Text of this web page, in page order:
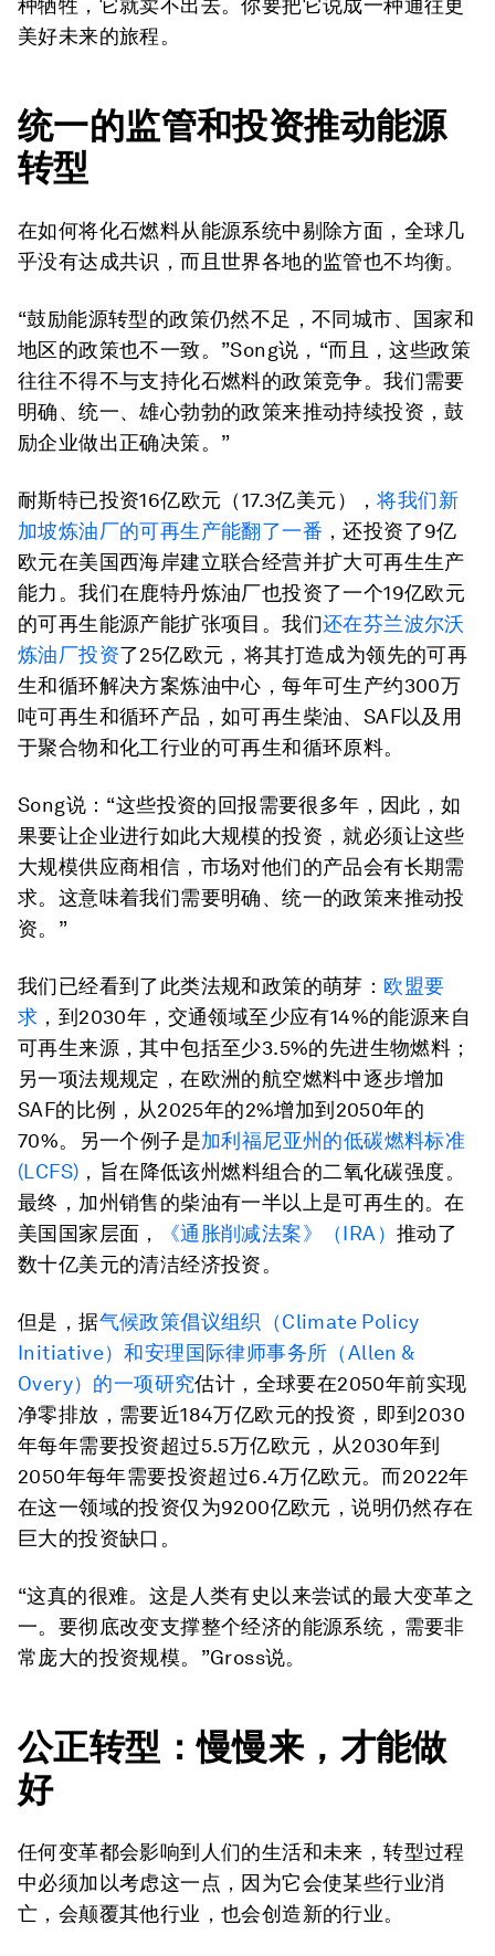
种牺牲，它就卖不出去。你要把它说成一种通往更
美好未来的旅程。
统一的监管和投资推动能源
转型
在如何将化石燃料从能源系统中剔除方面，全球几
乎没有达成共识，而且世界各地的监管也不均衡。
“鼓励能源转型的政策仍然不足，不同城市、国家和
地区的政策也不一致。”Song说，“而且，这些政策
往往不得不与支持化石燃料的政策竞争。我们需要
明确、统一、雄心勃勃的政策来推动持续投资，鼓
励企业做出正确决策。”
耐斯特已投资16亿欧元（17.3亿美元），将我们新
加坡炼油厂的可再生产能翻了一番 ，还投资了9亿
欧元在美国西海岸建立联合经营并扩大可再生生产
能力。我们在鹿特丹炼油厂也投资了一个19亿欧元
的可再生能源产能扩张项目。我们还在芬兰波尔沃
炼油厂投资了25亿欧元，将其打造成为领先的可再
生和循环解决方案炼油中心，每年可生产约300万
吨可再生和循环产品，如可再生柴油、SAF以及用
于聚合物和化工行业的可再生和循环原料。
Song说：“这些投资的回报需要很多年，因此，如
果要让企业进行如此大规模的投资，就必须让这些
大规模供应商相信，市场对他们的产品会有长期需
求。这意味着我们需要明确、统一的政策来推动投
资。”
我们已经看到了此类法规和政策的萌芽： 欧盟要
求 ，到2030年，交通领域至少应有14%的能源来自
可再生来源，其中包括至少3.5%的先进生物燃料；
另一项法规规定，在欧洲的航空燃料中逐步增加
SAF的比例，从2025年的2%增加到2050年的
70%。另一个例子是加利福尼亚州的低碳燃料标准
(LCFS) ，旨在降低该州燃料组合的二氧化碳强度。
最终，加州销售的柴油有一半以上是可再生的。在
美国国家层面，
《通胀削减法案》（IRA）推动了
数十亿美元的清洁经济投资。
但是，据气候政策倡议组织（Climate Policy
Initiative）和安理国际律师事务所（Allen &
Overy）的一项研究估计，全球要在2050年前实现
净零排放，需要近184万亿欧元的投资，即到2030
年每年需要投资超过5.5万亿欧元，从2030年到
2050年每年需要投资超过6.4万亿欧元。而2022年
在这一领域的投资仅为9200亿欧元，说明仍然存在
巨大的投资缺口。
“这真的很难。这是人类有史以来尝试的最大变革之
一。要彻底改变支撑整个经济的能源系统，需要非
常庞大的投资规模。”Gross说。
公正转型：慢慢来，才能做
好
任何变革都会影响到人们的生活和未来，转型过程
中必须加以考虑这一点，因为它会使某些行业消
亡，会颠覆其他行业，也会创造新的行业。